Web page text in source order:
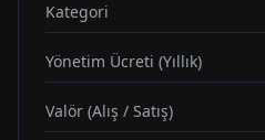
Kategori
Yönetim Ücreti (Yıllık)
Valör (Alış / Satış)